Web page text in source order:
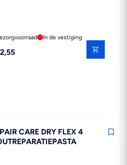
In de vestiging
CARE DRY FLEX 4